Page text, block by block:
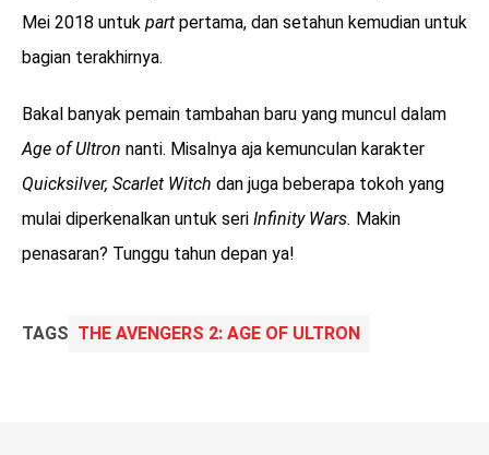
Mei 2018 untuk part pertama, dan setahun kemudian untuk
bagian terakhirnya.
Bakal banyak pemain tambahan baru yang muncul dalam
Age of Ultron nanti. Misalnya aja kemunculan karakter
Quicksilver, Scarlet Witch dan juga beberapa tokoh yang
mulai diperkenalkan untuk seri Infinity Wars. Makin
penasaran? Tunggu tahun depan ya!
TAGS THE AVENGERS 2: AGE OF ULTRON